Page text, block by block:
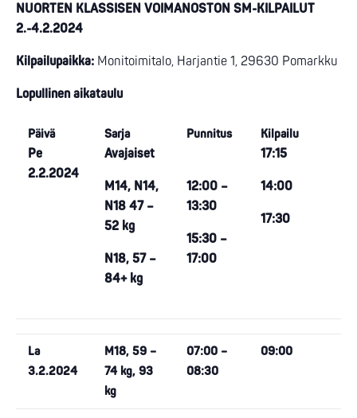
NUORTEN KLASSISEN VOIMANOSTON SM-KILPAILUT
2.-4.2.2024
Kilpailupaikka: Monitoimitalo, Harjantie 1, 29630 Pomarkku
Lopullinen aikataulu
Päivä
Pe
2.2.2024
Sarja
Avajaiset
M14, N14,
N18 47 –
52 kg
N18, 57 –
84+ kg
Punnitus
12:00 –
13:30
15:30 –
17:00
Kilpailu
17:15
14:00
17:30
La
3.2.2024
M18, 59 –
74 kg, 93
kg
07:00 –
08:30
09:00